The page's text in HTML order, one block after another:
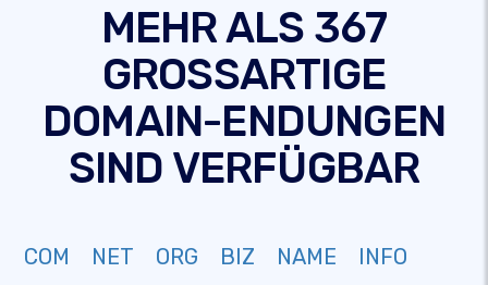
MEHR ALS 367
GROSSARTIGE
DOMAIN-ENDUNGEN
SIND VERFÜGBAR
COM NET ORG BIZ NAME
INFO